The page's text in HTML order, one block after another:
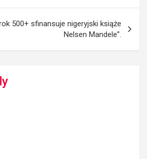
500+ sfinansuje nigeryjski książe
Nelsen Mandele”.